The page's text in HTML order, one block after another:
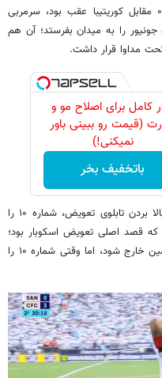
در حالی که سانتوس در خانه با نتیجه ۳-۰ مقابل کوریتیبا عقب بود، سرمربی
روبینیو جونیور را به میدان بفرستد؛ آن هم
مداوا قرار داشت.
کامل برای اصلاح مو و
(قیمت رو ببینی باور
نمیکنی!)
باتخفیف بخر
احتمالاً به همین دلیل، داور چهارم هنگام بالا بردن تابلوی تعویض، شماره ۱۰ را
که قصد اصلی تعویض اسکوبار بود؛
بازیکنی که حتی تا کنار خط آمده بود تا از زمین خارج شود، اما وقتی شماره ۱۰ را